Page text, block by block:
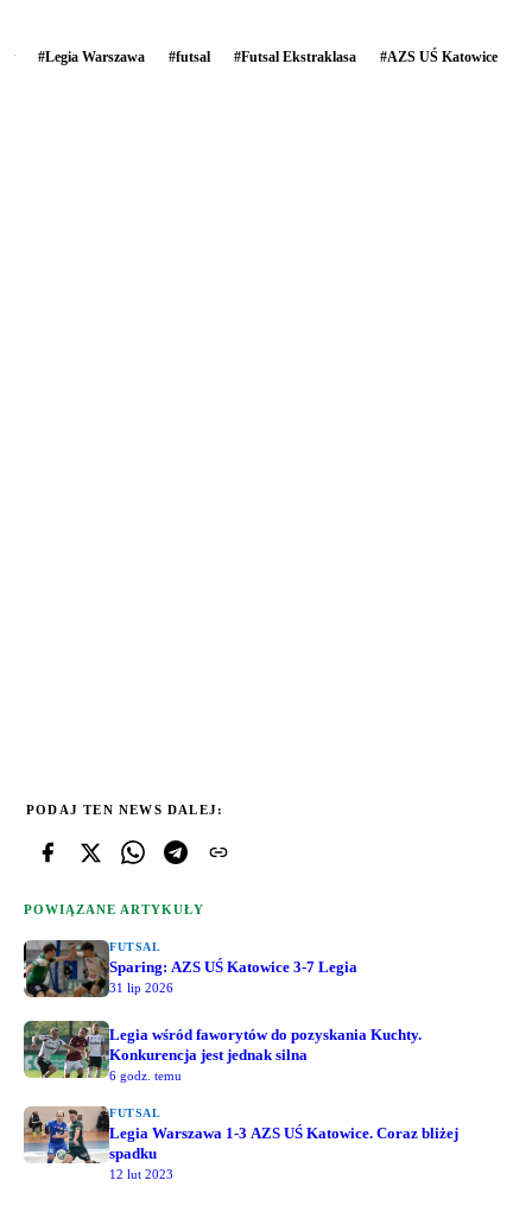
#Legia Warszawa #futsal #Futsal Ekstraklasa #AZS UŚ Katowice
PODAJ TEN NEWS DALEJ:
POWIĄZANE ARTYKUŁY
FUTSAL
Sparing: AZS UŚ Katowice 3-7 Legia
31 lip 2026
Legia wśród faworytów do pozyskania Kuchty.
Konkurencja jest jednak silna
6 godz. temu
FUTSAL
Legia Warszawa 1-3 AZS UŚ Katowice. Coraz bliżej
spadku
12 lut 2023